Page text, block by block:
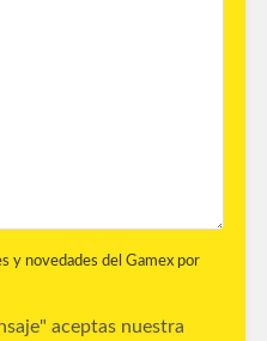
y novedades del Gamex por
aceptas nuestra